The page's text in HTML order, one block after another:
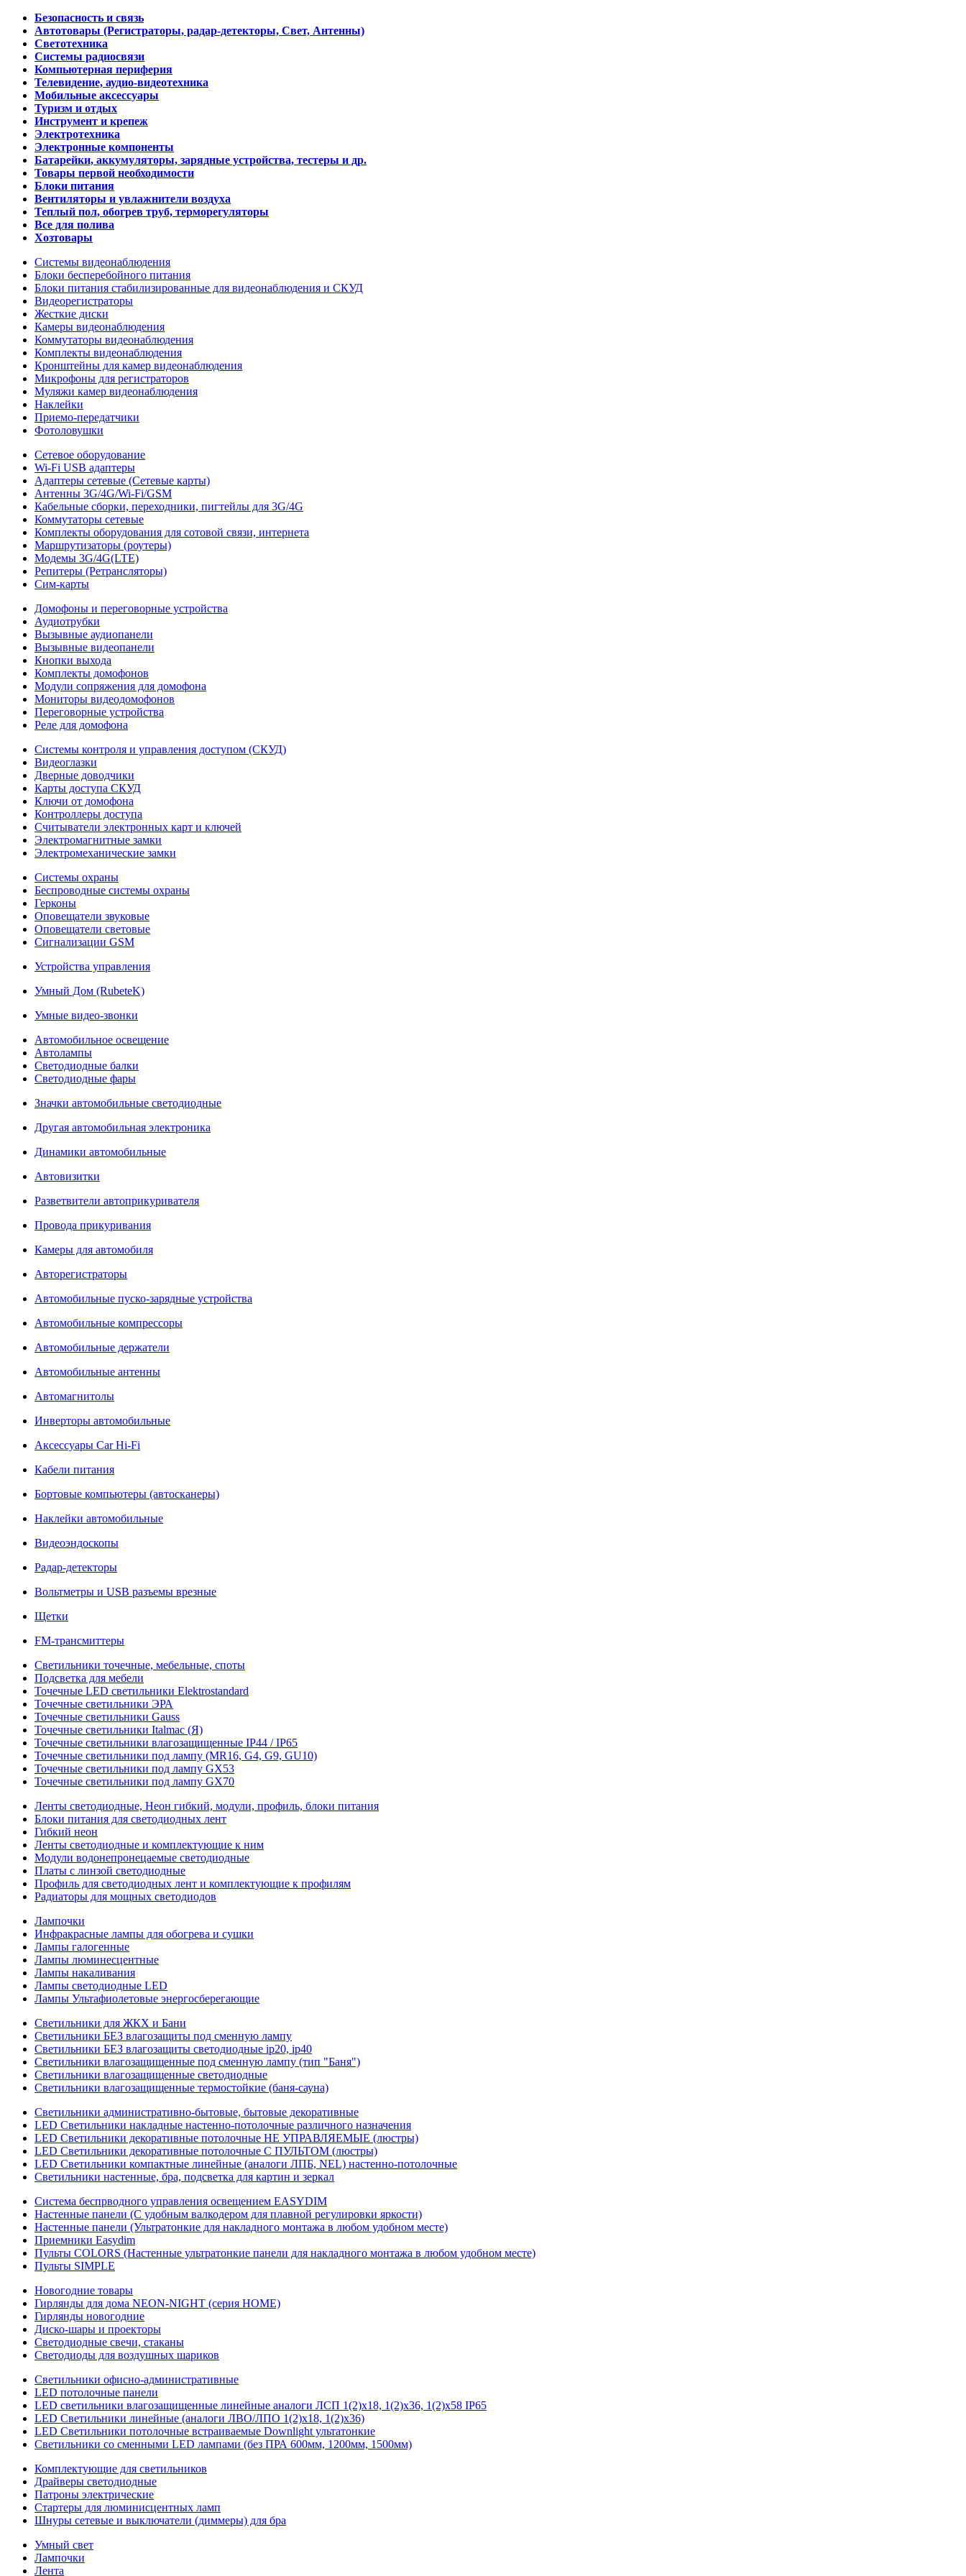
Безопасность и связь
Автотовары (Регистраторы, радар-детекторы, Свет, Антенны)
Светотехника
Системы радиосвязи
Компьютерная периферия
Телевидение, аудио-видеотехника
Мобильные аксессуары
Туризм и отдых
Инструмент и крепеж
Электротехника
Электронные компоненты
Батарейки, аккумуляторы, зарядные устройства, тестеры и др.
Товары первой необходимости
Блоки питания
Вентиляторы и увлажнители воздуха
Теплый пол, обогрев труб, терморегуляторы
Все для полива
Хозтовары
Системы видеонаблюдения
Блоки бесперебойного питания
Блоки питания стабилизированные для видеонаблюдения и СКУД
Видеорегистраторы
Жесткие диски
Камеры видеонаблюдения
Коммутаторы видеонаблюдения
Комплекты видеонаблюдения
Кронштейны для камер видеонаблюдения
Микрофоны для регистраторов
Муляжи камер видеонаблюдения
Наклейки
Приемо-передатчики
Фотоловушки
Сетевое оборудование
Wi-Fi USB адаптеры
Адаптеры сетевые (Сетевые карты)
Антенны 3G/4G/Wi-Fi/GSM
Кабельные сборки, переходники, пигтейлы для 3G/4G
Коммутаторы сетевые
Комплекты оборудования для сотовой связи, интернета
Маршрутизаторы (роутеры)
Модемы 3G/4G(LTE)
Репитеры (Ретрансляторы)
Сим-карты
Домофоны и переговорные устройства
Аудиотрубки
Вызывные аудиопанели
Вызывные видеопанели
Кнопки выхода
Комплекты домофонов
Модули сопряжения для домофона
Мониторы видеодомофонов
Переговорные устройства
Реле для домофона
Системы контроля и управления доступом (СКУД)
Видеоглазки
Дверные доводчики
Карты доступа СКУД
Ключи от домофона
Контроллеры доступа
Считыватели электронных карт и ключей
Электромагнитные замки
Электромеханические замки
Системы охраны
Беспроводные системы охраны
Герконы
Оповещатели звуковые
Оповещатели световые
Сигнализации GSM
Устройства управления
Умный Дом (RubeteK)
Умные видео-звонки
Автомобильное освещение
Автолампы
Светодиодные балки
Светодиодные фары
Значки автомобильные светодиодные
Другая автомобильная электроника
Динамики автомобильные
Автовизитки
Разветвители автоприкуривателя
Провода прикуривания
Камеры для автомобиля
Авторегистраторы
Автомобильные пуско-зарядные устройства
Автомобильные компрессоры
Автомобильные держатели
Автомобильные антенны
Автомагнитолы
Инверторы автомобильные
Аксессуары Car Hi-Fi
Кабели питания
Бортовые компьютеры (автосканеры)
Наклейки автомобильные
Видеоэндоскопы
Радар-детекторы
Вольтметры и USB разъемы врезные
Щетки
FM-трансмиттеры
Светильники точечные, мебельные, споты
Подсветка для мебели
Точечные LED светильники Elektrostandard
Точечные светильники ЭРА
Точечные светильники Gauss
Точечные светильники Italmac (Я)
Точечные светильники влагозащищенные IP44 / IP65
Точечные светильники под лампу (MR16, G4, G9, GU10)
Точечные светильники под лампу GX53
Точечные светильники под лампу GX70
Ленты светодиодные, Неон гибкий, модули, профиль, блоки питания
Блоки питания для светодиодных лент
Гибкий неон
Ленты светодиодные и комплектующие к ним
Модули водонепронецаемые светодиодные
Платы с линзой светодиодные
Профиль для светодиодных лент и комплектующие к профилям
Радиаторы для мощных светодиодов
Лампочки
Инфракрасные лампы для обогрева и сушки
Лампы галогенные
Лампы люминесцентные
Лампы накаливания
Лампы светодиодные LED
Лампы Ультафиолетовые энергосберегающие
Светильники для ЖКХ и Бани
Светильники БЕЗ влагозащиты под сменную лампу
Светильники БЕЗ влагозащиты светодиодные ip20, ip40
Светильники влагозащищенные под сменную лампу (тип "Баня")
Светильники влагозащищенные светодиодные
Светильники влагозащищенные термостойкие (баня-сауна)
Светильники административно-бытовые, бытовые декоративные
LED Cветильники накладные настенно-потолочные различного назначения
LED Светильники декоративные потолочные НЕ УПРАВЛЯЕМЫЕ (люстры)
LED Светильники декоративные потолочные С ПУЛЬТОМ (люстры)
LED Светильники компактные линейные (аналоги ЛПБ, NEL) настенно-потолочные
Светильники настенные, бра, подсветка для картин и зеркал
Система беспрводного управления освещением EASYDIM
Настенные панели (С удобным валкодером для плавной регулировки яркости)
Настенные панели (Ультратонкие для накладного монтажа в любом удобном месте)
Приемники Easydim
Пульты COLORS (Настенные ультратонкие панели для накладного монтажа в любом удобном месте)
Пульты SIMPLE
Новогодние товары
Гирлянды для дома NEON-NIGHT (серия HOME)
Гирлянды новогодние
Диско-шары и проекторы
Светодиодные свечи, стаканы
Светодиоды для воздушных шариков
Светильники офисно-административные
LED потолочные панели
LED светильники влагозащищенные линейные аналоги ЛСП 1(2)х18, 1(2)х36, 1(2)х58 IP65
LED Светильники линейные (аналоги ЛВО/ЛПО 1(2)х18, 1(2)х36)
LED Светильники потолочные встраиваемые Downlight ультатонкие
Светильники со сменными LED лампами (без ПРА 600мм, 1200мм, 1500мм)
Комплектующие для светильников
Драйверы светодиодные
Патроны электрические
Стартеры для люминисцентных ламп
Шнуры сетевые и выключатели (диммеры) для бра
Умный свет
Лампочки
Лента